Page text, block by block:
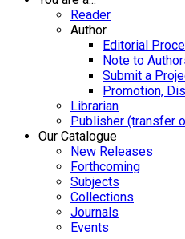
Reader
Author
Editorial
Note to
Submit a
Promotion,
Librarian
Publisher (transfer
Our Catalogue
New Releases
Forthcoming
Subjects
Collections
Journals
Events